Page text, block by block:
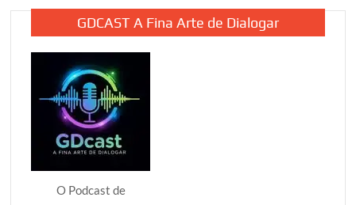
GDCAST A Fina Arte de Dialogar
O Podcast de